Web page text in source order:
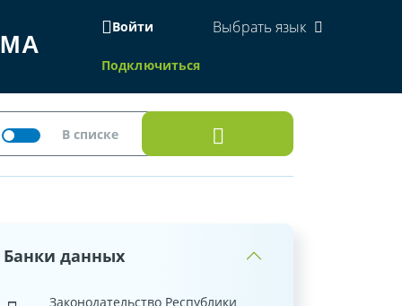
Войти
Подключиться
Выбрать язык
Банки данных
Законодательство Республики